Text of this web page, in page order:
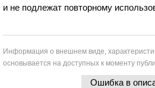
и не подлежат повторному
Информация о внешнем виде,
основывается на доступных к моменту
Ошибка в